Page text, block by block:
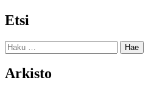
Etsi
Haku:
Arkisto